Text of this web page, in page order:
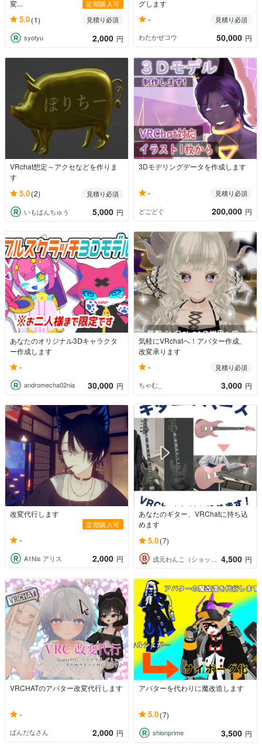
変... 定期購入可
5.0(1)
見積り必須
syotyu
2,000 円
グします
-
見積り必須
わたかぜコウ
50,000 円
VRchat想定～アクセなどを作りま
す
5.0(2)
見積り必須
いもぱんちゅう
5,000 円
3Dモデリングデータを作成します
-
見積り必須
どごどぐ
200,000 円
あなたのオリジナル3Ⅾキャラクタ
ー作成します
-
andromecha02nia 30,000 円
気軽にVRchatへ！アバター作成、
改変承ります
-
見積り必須
ちゃむ_
3,000 円
改変代行します
定期購入可
-
A1Nis アリス 2,000 円
あなたのギター、VRChatに持ち込
めます
5.0(7)
戌元わんこ（ショップみしま） 4,500 円
VRCHATのアバター改変代行します
-
ばんだなさん 2,000 円
アバターを代わりに魔改造します
5.0(7)
shionprime 3,500 円